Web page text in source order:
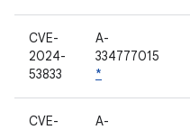
CVE-
2024-
53833
A-
334777015
*
CVE-
A-